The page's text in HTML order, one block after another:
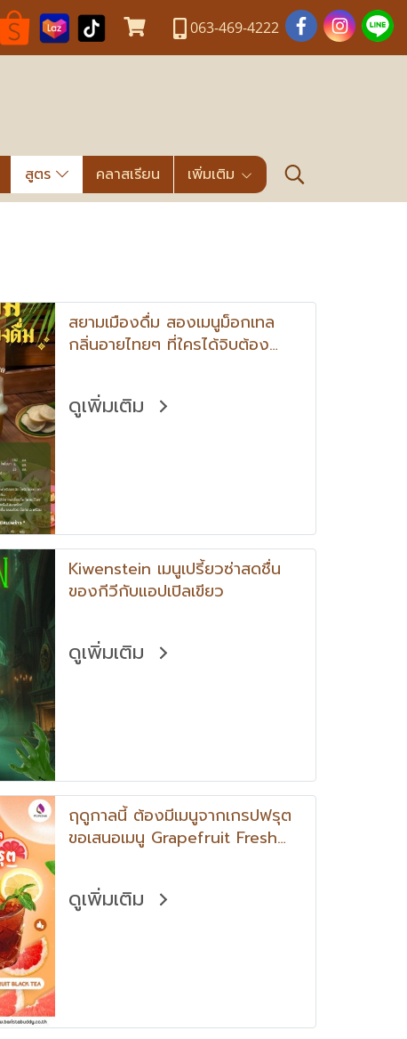
063-469-4222
สูตร คลาสเรียน เพิ่มเติม
สยามเมืองดื่ม สองเมนูม็อกเทล
กลิ่นอายไทยๆ ที่ใครได้จิบต้อง
ขนมถ้วย ม็อกเทล
ดูเพิ่มเติม
Kiwenstein เมนูเปรี้ยวซ่าสดชื่น
ของกีวีกับแอปเปิลเขียว
ดูเพิ่มเติม
ฤดูกาลนี้ ต้องมีเมนูจากเกรปฟรุต
ขอเสนอเมนู Grapefruit Fresh
Black Tea
ดูเพิ่มเติม